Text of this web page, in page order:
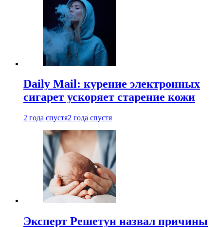
Daily Mail: курение электронных
сигарет ускоряет старение кожи
2 года спустя2 года спустя
Эксперт Решетун назвал причины